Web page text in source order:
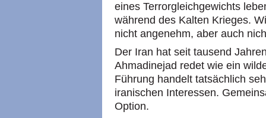
eines Terrorgleichgewichts
während des Kalten Krieges.
nicht angenehm, aber auch
Der Iran hat seit tausend
Ahmadinejad redet wie ein
Führung handelt tatsächlich
iranischen Interessen.
Option.